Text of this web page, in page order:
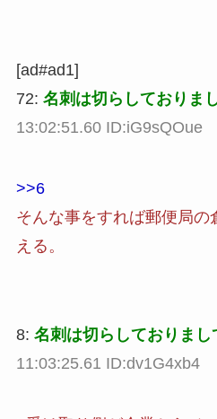
[ad#ad1]
72: 名刺は切らしておりま
13:02:51.60 ID:iG9sQOue
>>6
そんな事をすれば郵便局の
える。
8: 名刺は切らしておりまし
11:03:25.61 ID:dv1G4xb4